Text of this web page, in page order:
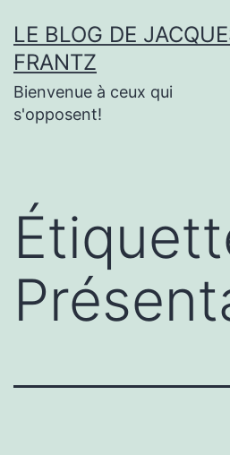
au
contenu
LE BLOG DE
FRANTZ
Bienvenue à ceux qui
s'opposent!